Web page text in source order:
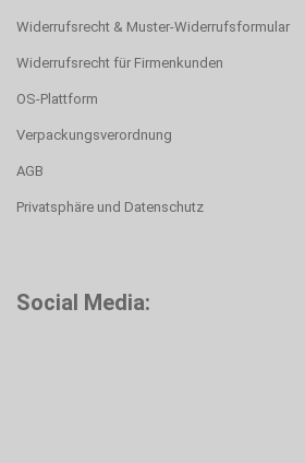
Widerrufsrecht & Muster-Widerrufsformular
Widerrufsrecht für Firmenkunden
OS-Plattform
Verpackungsverordnung
AGB
Privatsphäre und Datenschutz
Social Media: